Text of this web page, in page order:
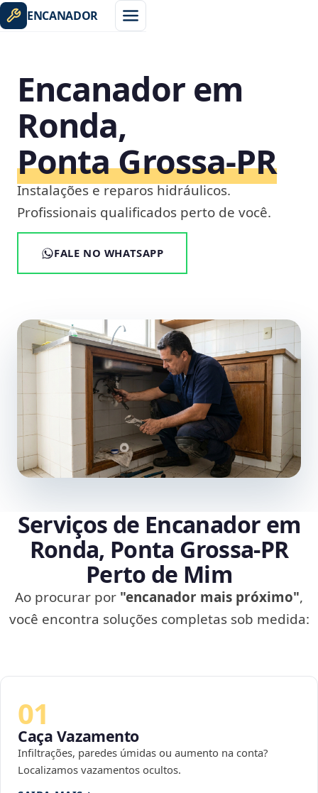
ENCANADOR
Encanador em
Ronda,
Ponta Grossa‑PR
Instalações e reparos hidráulicos.
Profissionais qualificados perto de você.
FALE NO WHATSAPP
Serviços de Encanador em
Ronda, Ponta Grossa‑PR
Perto de Mim
Ao procurar por "encanador mais próximo",
você encontra soluções completas sob medida:
01
Caça Vazamento
Infiltrações, paredes úmidas ou aumento na conta?
Localizamos vazamentos ocultos.